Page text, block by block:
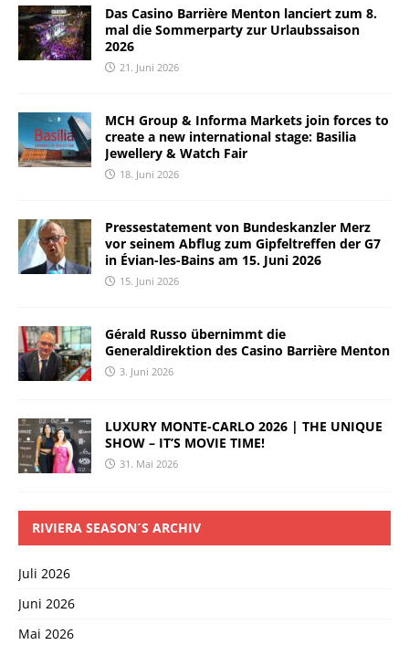
Das Casino Barrière Menton lanciert zum 8.
mal die Sommerparty zur Urlaubssaison
2026
21. Juni 2026
MCH Group & Informa Markets join forces to
create a new international stage: Basilia
Jewellery & Watch Fair
18. Juni 2026
Pressestatement von Bundeskanzler Merz
vor seinem Abflug zum Gipfeltreffen der G7
in Évian-les-Bains am 15. Juni 2026
15. Juni 2026
Gérald Russo übernimmt die
Generaldirektion des Casino Barrière Menton
3. Juni 2026
LUXURY MONTE-CARLO 2026 | THE UNIQUE
SHOW – IT’S MOVIE TIME!
31. Mai 2026
RIVIERA SEASON´S ARCHIV
Juli 2026
Juni 2026
Mai 2026